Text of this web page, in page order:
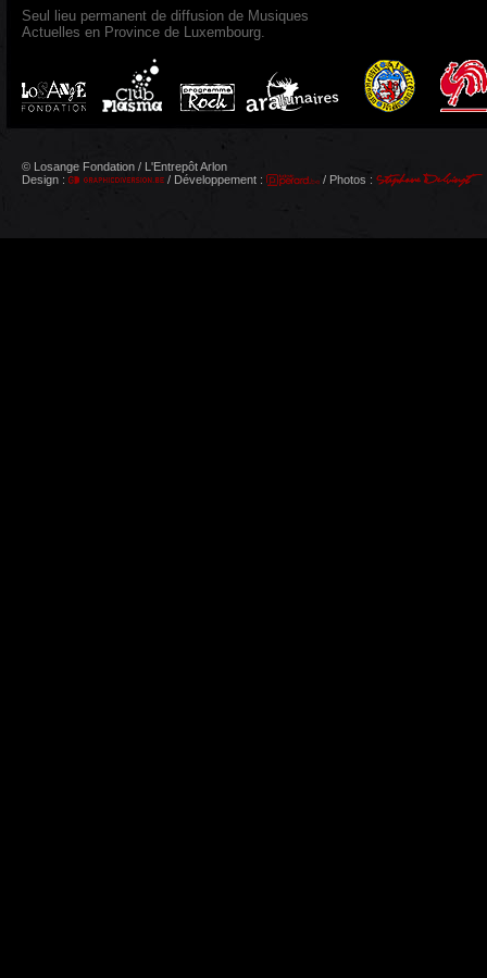
Seul lieu permanent de diffusion de Musiques
Actuelles en Province de Luxembourg.
© Losange Fondation / L'Entrepôt Arlon
Design :
/ Développement : / Photos :